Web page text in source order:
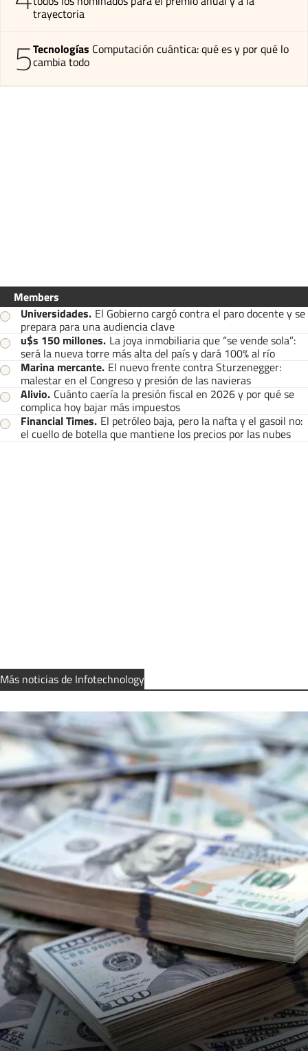
trayectoria
5Tecnologías Computación cuántica: qué es y por qué lo
cambia todo
Members
Universidades. El Gobierno cargó contra el paro docente y se
prepara para una audiencia clave
u$s 150 millones. La joya inmobiliaria que “se vende sola”:
será la nueva torre más alta del país y dará 100% al río
Marina mercante. El nuevo frente contra Sturzenegger:
malestar en el Congreso y presión de las navieras
Alivio. Cuánto caería la presión fiscal en 2026 y por qué se
complica hoy bajar más impuestos
Financial Times. El petróleo baja, pero la nafta y el gasoil no:
el cuello de botella que mantiene los precios por las nubes
Más noticias de Infotechnology